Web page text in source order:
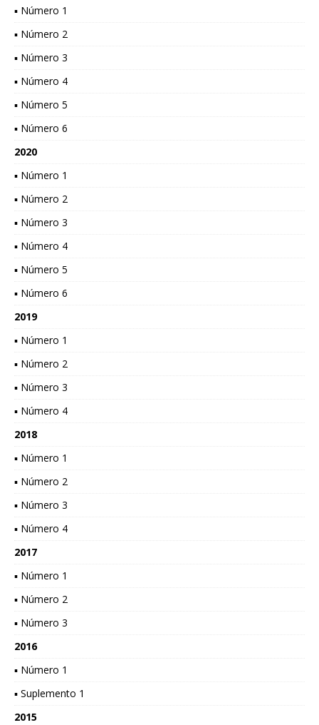
▪ Número 1
▪ Número 2
▪ Número 3
▪ Número 4
▪ Número 5
▪ Número 6
2020
▪ Número 1
▪ Número 2
▪ Número 3
▪ Número 4
▪ Número 5
▪ Número 6
2019
▪ Número 1
▪ Número 2
▪ Número 3
▪ Número 4
2018
▪ Número 1
▪ Número 2
▪ Número 3
▪ Número 4
2017
▪ Número 1
▪ Número 2
▪ Número 3
2016
▪ Número 1
▪ Suplemento 1
2015